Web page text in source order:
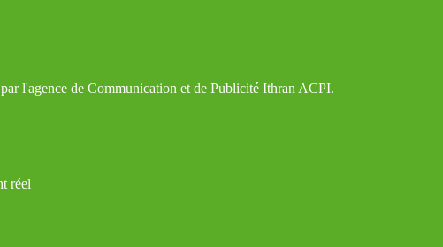
l'agence de Communication et de Publicité Ithran ACPI.
réel